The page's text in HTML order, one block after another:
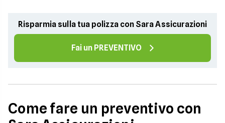
Risparmia sulla tua polizza con Sara Assicurazioni
Fai un PREVENTIVO
Come fare un preventivo con